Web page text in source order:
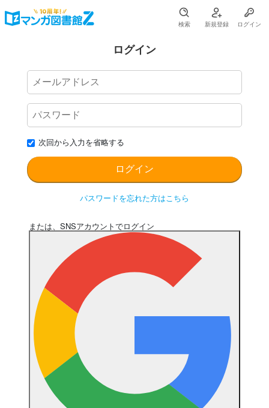
検索 新規登録 ログイン
ログイン
次回から入力を省略する
パスワードを忘れた方はこちら
または、SNSアカウントでログイン